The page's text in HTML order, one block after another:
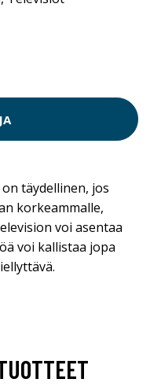
täydellinen, jos
korkeammalle,
voi asentaa
voi kallistaa jopa